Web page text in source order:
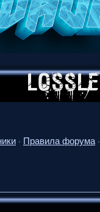
· Правила форума ·